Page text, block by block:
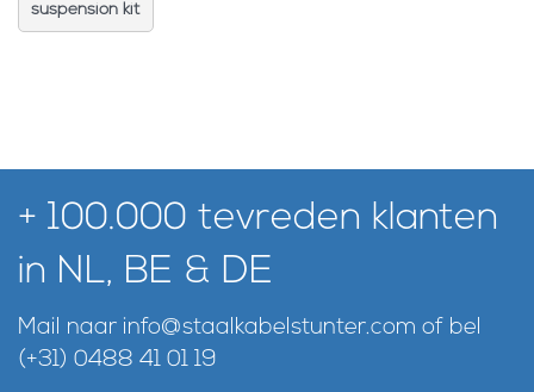
suspension kit
+ 100.000 tevreden klanten
in NL, BE & DE
Mail naar info@staalkabelstunter.com of bel
(+31) 0488 41 01 19